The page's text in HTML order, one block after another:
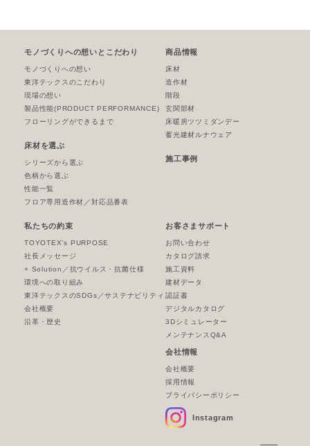
モノづくりへの想いとこだわり
モノづくりへの想い
東洋テックスのこだわり
現場の想い
製品性能(PRODUCT PERFORMANCE)
フローリングができるまで
床材を選ぶ
シリーズから選ぶ
色柄から選ぶ
性能一覧
フロア専用造作材／対応品番表
商品情報
床材
造作材
階段
玄関部材
床暖房ツツミダンデー
蓄光建材ルナウェア
施工事例
私たちの約束
TOYOTEX’s PURPOSE
社長メッセージ
+ Solution／抗ウイルス・抗菌仕様
環境への取り組み
東洋テックスのSDGs／サステナビリティ
会社概要
沿革・歴史
お客さまサポート
お問い合わせ
カタログ請求
施工資料
建材データ
認証書
デジタルカタログ
3Dシミュレーター
メンテナンスQ&A
会社情報
会社概要
採用情報
プライバシーポリシー
Instagram